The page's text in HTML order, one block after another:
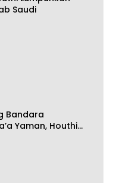
Saudi
Bandara
Yaman, Houthi